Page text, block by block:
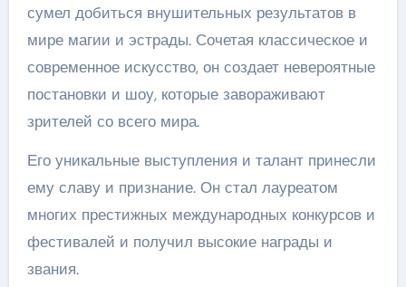
сумел добиться внушительных результатов в
мире магии и эстрады. Сочетая классическое и
современное искусство, он создает невероятные
постановки и шоу, которые завораживают
зрителей со всего мира.
Его уникальные выступления и талант принесли
ему славу и признание. Он стал лауреатом
многих престижных международных конкурсов и
фестивалей и получил высокие награды и
звания.